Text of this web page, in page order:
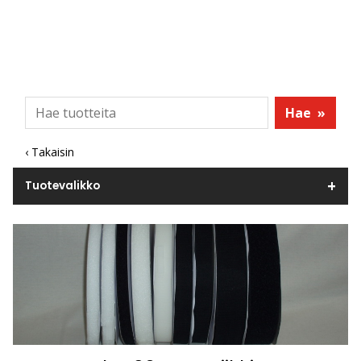
Hae »
‹ Takaisin
Tuotevalikko